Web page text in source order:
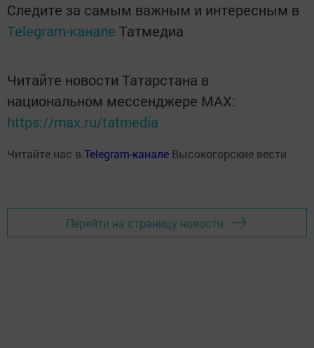
Следите за самым важным и интересным в
Telegram-канале Татмедиа
Читайте новости Татарстана в
национальном мессенджере MАХ:
https://max.ru/tatmedia
Читайте нас в Telegram-канале Высокогорские вести
Перейти на страницу новости